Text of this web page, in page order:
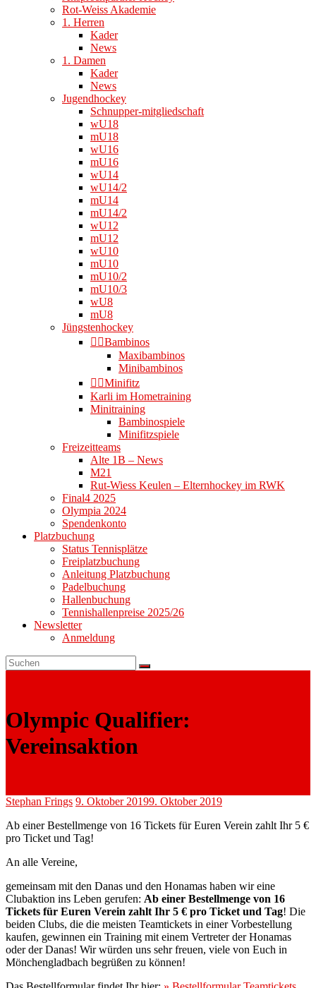
Rot-Weiss Akademie
1. Herren
Kader
News
1. Damen
Kader
News
Jugendhockey
Schnupper-mitgliedschaft
wU18
mU18
wU16
mU16
wU14
wU14/2
mU14
mU14/2
wU12
mU12
wU10
mU10
mU10/2
mU10/3
wU8
mU8
Jüngstenhockey
👉🏻Bambinos
Maxibambinos
Minibambinos
👉🏻Minifitz
Karli im Hometraining
Minitraining
Bambinospiele
Minifitzspiele
Freizeitteams
Alte 1B – News
M21
Rut-Wiess Keulen – Elternhockey im RWK
Final4 2025
Olympia 2024
Spendenkonto
Platzbuchung
Status Tennisplätze
Freiplatzbuchung
Anleitung Platzbuchung
Padelbuchung
Hallenbuchung
Tennishallenpreise 2025/26
Newsletter
Anmeldung
Olympic Qualifier:
Vereinsaktion
Stephan Frings 9. Oktober 20199. Oktober 2019
Ab einer Bestellmenge von 16 Tickets für Euren Verein zahlt Ihr 5 €
pro Ticket und Tag!
An alle Vereine,
gemeinsam mit den Danas und den Honamas haben wir eine
Clubaktion ins Leben gerufen: Ab einer Bestellmenge von 16
Tickets für Euren Verein zahlt Ihr 5 € pro Ticket und Tag! Die
beiden Clubs, die die meisten Teamtickets in einer Vorbestellung
kaufen, gewinnen ein Training mit einem Vertreter der Honamas
oder der Danas! Wir würden uns sehr freuen, viele von Euch in
Mönchengladbach begrüßen zu können!